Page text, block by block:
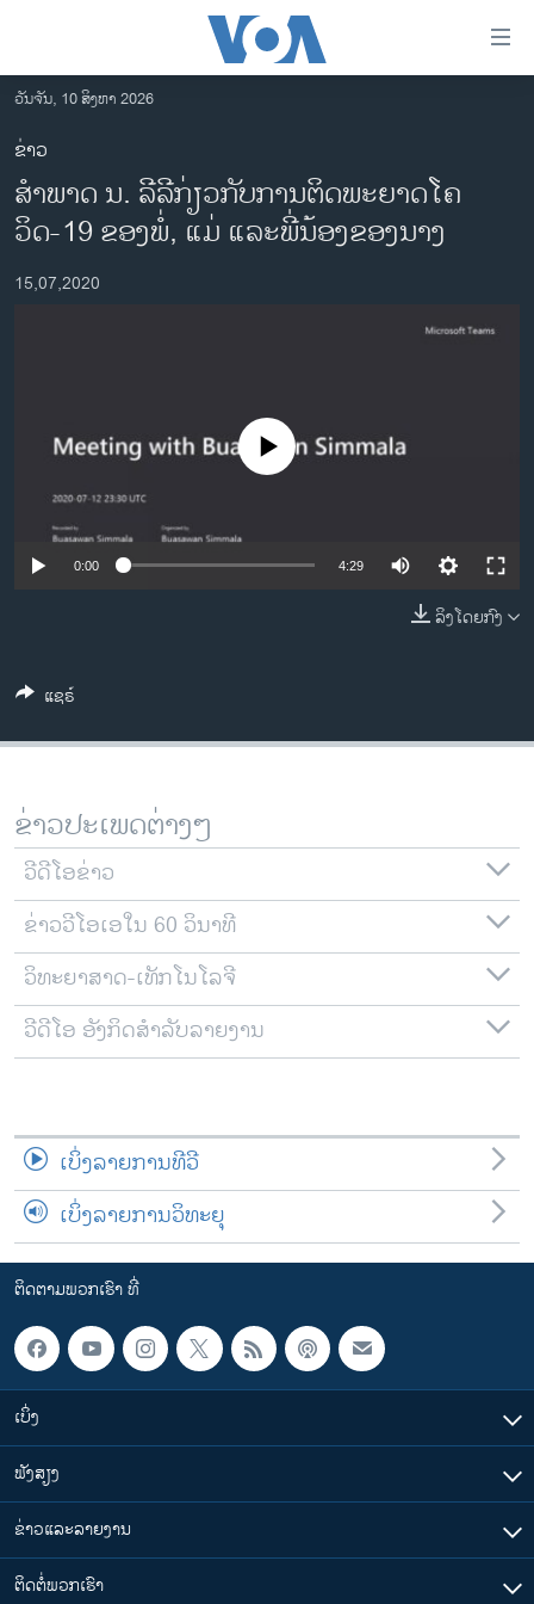
ເຂົ້າ
ຫາ
ຂ້າມ
ຂ້າມ
ຂ້າມ
ໄປ
ຫາ
ອາເມຣິກາ
ການເລືອກຕັ້ງ ປະທານາທີບໍດີ ສະຫະລັດ 2024
ຂ່າວ​ຈີນ
ຊຸມຊົນຊາວລາວ
ວິທະຍາສາດ-ເທັກໂນໂລຈີ
ວີດີໂອ
ລາຍງານ
ພາສາຕ່າງໆ
ວັນຈັນ, 10 ສິງຫາ 2026
ຂ່າວ
ສໍາພາດ ນ. ລີລີກ່ຽວກັບການຕິດພະຍາດໂຄ
ວິດ-19 ຂອງພໍ່, ແມ່ ແລະພີ່ນ້ອງຂອງນາງ
15,07,2020
No media source currently available
0:00 4:29
ລິງໂດຍກົງ
ແຊຣ໌
ຂ່າວປະເພດຕ່າງໆ
ວີດີໂອຂ່າວ
ຂ່າວວີໂອເອໃນ 60 ວິນາທີ
ວິທະຍາສາດ-ເທັກໂນໂລຈີ
ວີດີໂອ ອັງກິດສຳລັບລາຍງານ
ເບິ່ງລາຍການທີວີ
ເບິ່ງລາຍການວິທະຍຸ
ຕິດຕາມພວກເຮົາ ທີ່
ເບິ່ງ
ຟັງສຽງ
ຂ່າວແລະລາຍງານ
ຕິດຕໍ່ພວກເຮົາ